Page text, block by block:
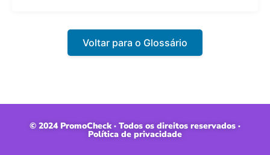
Voltar para o Glossário
© 2024 PromoCheck · Todos os direitos reservados ·
Política de privacidade